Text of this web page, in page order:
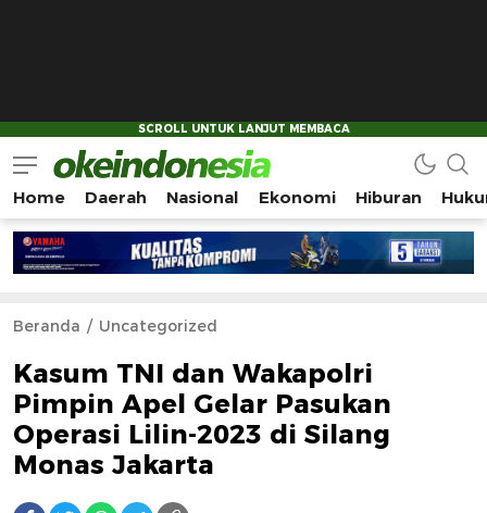
Okeindonesia.Online
Mengonlinekan Indonesia Secara Utuh
Home Daerah Nasional Ekonomi Hiburan
Beranda Uncategorized
Kasum TNI dan Wakapolri
Pimpin Apel Gelar Pasukan
Operasi Lilin-2023 di Silang
Monas Jakarta